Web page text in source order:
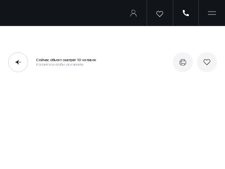
Сейчас объект смотрят10 человек
Коснитесь чтобы увеличить